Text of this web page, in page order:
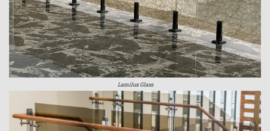
Lamilux Glass